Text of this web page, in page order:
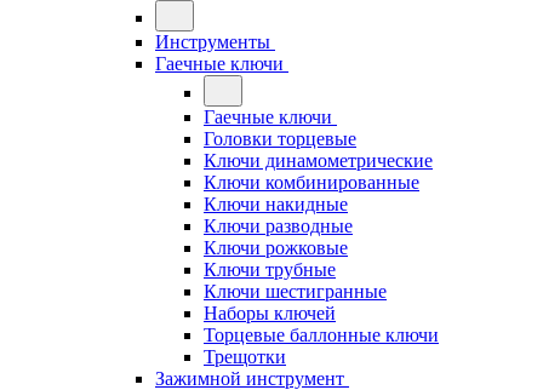
Инструменты
Гаечные ключи
Гаечные ключи
Головки торцевые
Ключи динамометрические
Ключи комбинированные
Ключи накидные
Ключи разводные
Ключи рожковые
Ключи трубные
Ключи шестигранные
Наборы ключей
Торцевые баллонные ключи
Трещотки
Зажимной инструмент